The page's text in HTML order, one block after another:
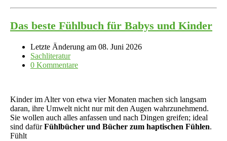
Das beste Fühlbuch für Babys und Kinder
Letzte Änderung am 08. Juni 2026
Sachliteratur
0 Kommentare
Kinder im Alter von etwa vier Monaten machen sich langsam
daran, ihre Umwelt nicht nur mit den Augen wahrzunehmend.
Sie wollen auch alles anfassen und nach Dingen greifen; ideal
sind dafürFühlbücher und Bücher zum haptischen Fühlen.
Fühlt